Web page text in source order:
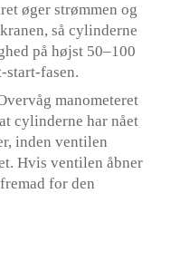
øger strømmen og
så cylinderne
på højst 50–100
start-fasen.
manometeret
cylinderne har nået
inden ventilen
Hvis ventilen åbner
for den